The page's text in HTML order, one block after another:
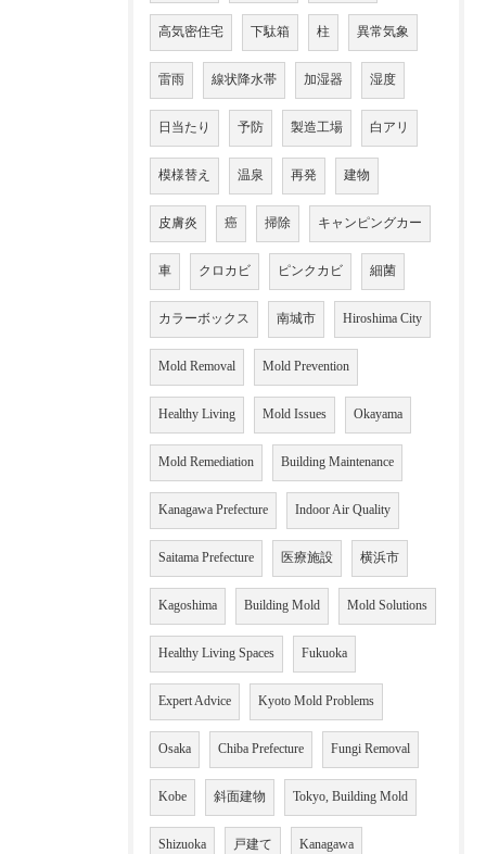
高気密住宅 下駄箱 柱 異常気象
雷雨 線状降水帯 加湿器 湿度
日当たり 予防 製造工場 白アリ
模様替え 温泉 再発 建物
皮膚炎 癌 掃除 キャンピングカー
車 クロカビ ピンクカビ 細菌
カラーボックス 南城市 Hiroshima City
Mold Removal Mold Prevention
Healthy Living Mold Issues Okayama
Mold Remediation Building Maintenance
Kanagawa Prefecture Indoor Air Quality
Saitama Prefecture 医療施設 横浜市
Kagoshima Building Mold Mold Solutions
Healthy Living Spaces Fukuoka
Expert Advice Kyoto Mold Problems
Osaka Chiba Prefecture Fungi Removal
Kobe 斜面建物 Tokyo, Building Mold
Shizuoka 戸建て Kanagawa